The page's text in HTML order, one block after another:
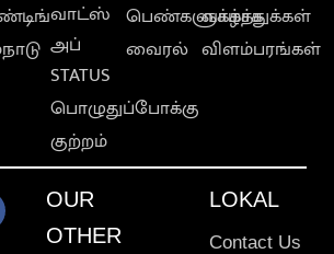
வாட்ஸ்
அப்
STATUS
பொழுதுப்போக்கு
குற்றம்
பெண்களுக்காக
வைரல்
வாழ்த்துக்கள்
விளம்பரங்கள்
OUR
OTHER
LOKAL
Contact Us